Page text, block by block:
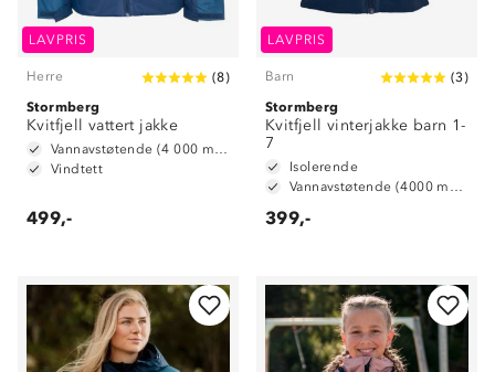
LAVPRIS
Herre (8)
Stormberg
Kvitfjell vattert jakke
Vannavstøtende (4 000 mm vannsøyle)
Vindtett
499,-
LAVPRIS
Barn (3)
Stormberg
Kvitfjell vinterjakke barn 1-
7
Isolerende
Vannavstøtende (4000 mm vannsøyle)
399,-